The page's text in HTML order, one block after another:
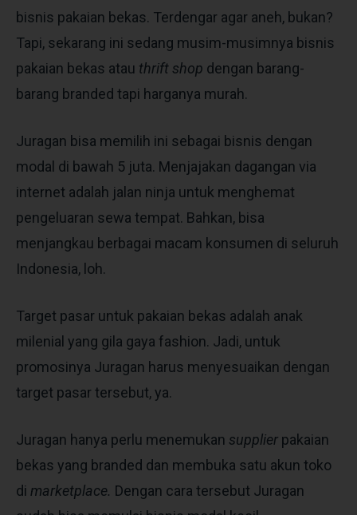
bisnis pakaian bekas. Terdengar agar aneh, bukan?
Tapi, sekarang ini sedang musim-musimnya bisnis
pakaian bekas atau thrift shop dengan barang-
barang branded tapi harganya murah.
Juragan bisa memilih ini sebagai bisnis dengan
modal di bawah 5 juta. Menjajakan dagangan via
internet adalah jalan ninja untuk menghemat
pengeluaran sewa tempat. Bahkan, bisa
menjangkau berbagai macam konsumen di seluruh
Indonesia, loh.
Target pasar untuk pakaian bekas adalah anak
milenial yang gila gaya fashion. Jadi, untuk
promosinya Juragan harus menyesuaikan dengan
target pasar tersebut, ya.
Juragan hanya perlu menemukan supplier pakaian
bekas yang branded dan membuka satu akun toko
di marketplace. Dengan cara tersebut Juragan